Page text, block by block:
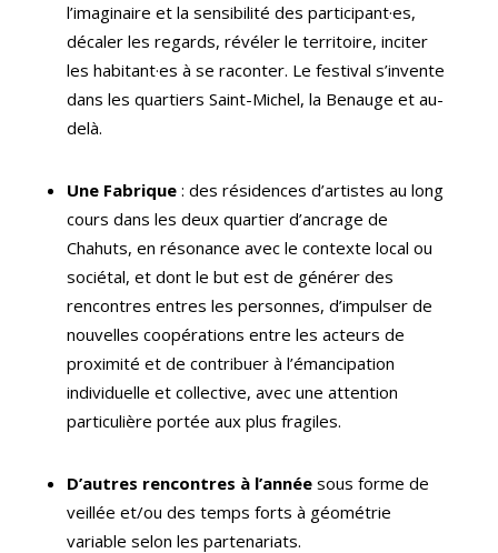
l’imaginaire et la sensibilité des participant·es,
décaler les regards, révéler le territoire, inciter
les habitant·es à se raconter. Le festival s’invente
dans les quartiers Saint-Michel, la Benauge et au-
delà.
Une Fabrique: des résidences d’artistes au long
cours dans les deux quartier d’ancrage de
Chahuts, en résonance avec le contexte local ou
sociétal, et dont le but est de générer des
rencontres entres les personnes, d’impulser de
nouvelles coopérations entre les acteurs de
proximité et de contribuer à l’émancipation
individuelle et collective, avec une attention
particulière portée aux plus fragiles.
D’autres rencontres à l’année sous forme de
veillée et/ou des temps forts à géométrie
variable selon les partenariats.